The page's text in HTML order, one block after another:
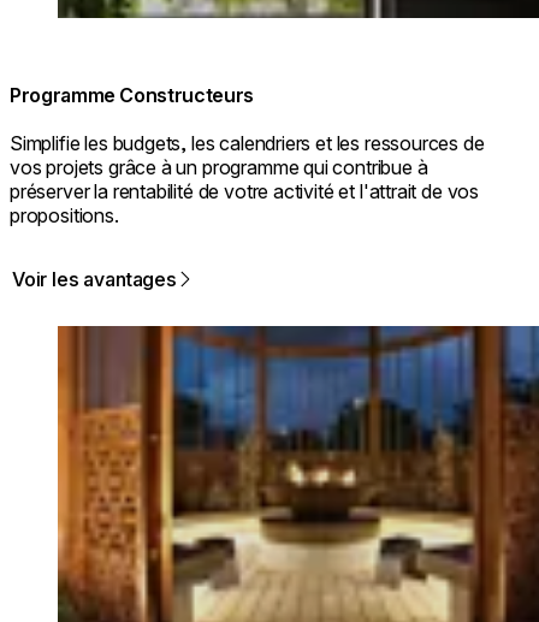
Programme Constructeurs
Simplifie les budgets, les calendriers et les ressources de
vos projets grâce à un programme qui contribue à
préserver la rentabilité de votre activité et l'attrait de vos
propositions.
Voir les avantages
Loading image...